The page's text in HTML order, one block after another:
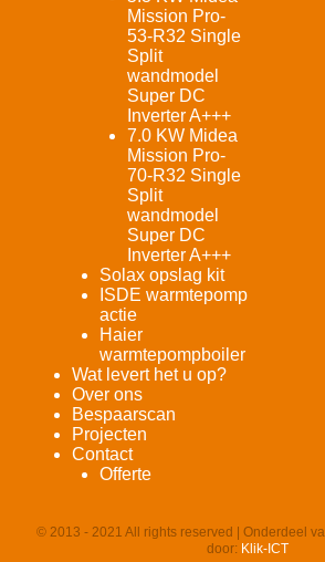
Mission Pro-
53-R32 Single
Split
wandmodel
Super DC
Inverter A+++
7.0 KW Midea
Mission Pro-
70-R32 Single
Split
wandmodel
Super DC
Inverter A+++
Solax opslag kit
ISDE warmtepomp
actie
Haier
warmtepompboiler
Wat levert het u op?
Over ons
Bespaarscan
Projecten
Contact
Offerte
© 2013 - 2021 All rights reserved | Onderdeel
door: Klik-ICT